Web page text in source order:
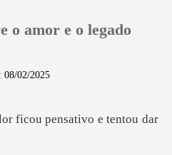
o amor e o legado
08/02/2025
ficou pensativo e tentou dar